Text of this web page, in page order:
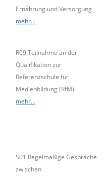
Ernährung und Versorgung
mehr...
R09 Teilnahme an der
Qualifikation zur
Referenzschule für
Medienbildung (RfM)
mehr...
S01 Regelmäßige Gespräche
zwischen